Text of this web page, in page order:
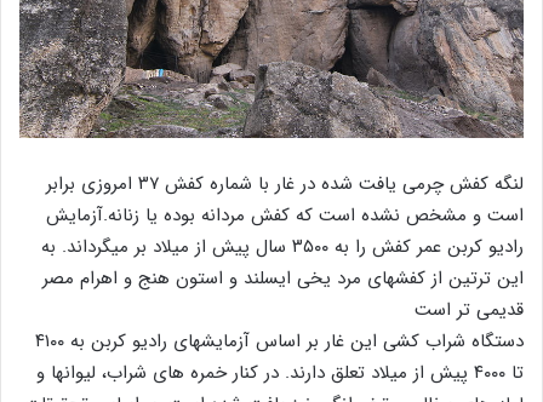
لنگه کفش چرمی یافت شده در غار با شماره کفش ۳۷ امروزی برابر
است و مشخص نشده است که کفش مردانه بوده یا زنانه.آزمایش
رادیو کربن عمر کفش را به ۳۵۰۰ سال پیش از میلاد بر میگرداند. به
این ترتین از کفشهای مرد یخی ایسلند و استون هنج و اهرام مصر
قدیمی تر است
دستگاه شراب کشی این غار بر اساس آزمایشهای رادیو کربن به ۴۱۰۰
تا ۴۰۰۰ پیش از میلاد تعلق دارند. در کنار خمره های شراب، لیوانها و